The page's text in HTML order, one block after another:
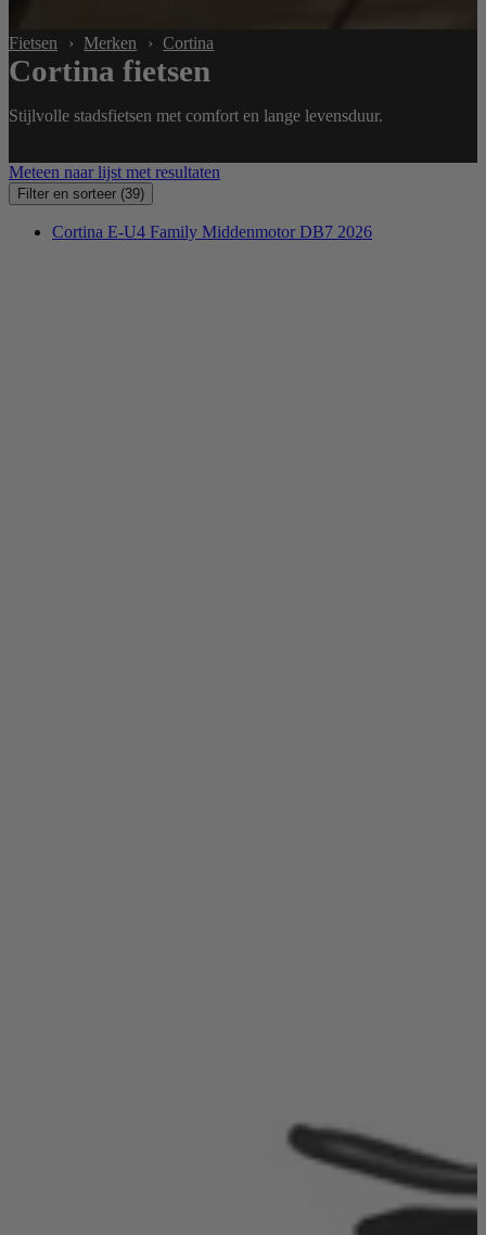
Fietsen › Merken › Cortina
Cortina fietsen
Stijlvolle stadsfietsen met comfort en lange levensduur.
Meteen naar lijst met resultaten
Filter en sorteer (39)
Cortina E-U4 Family Middenmotor DB7 2026